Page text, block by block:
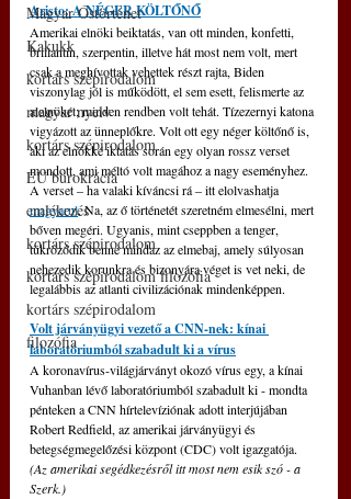
Magyar Őstörténet
Kakukk
kortárs szépirodalom
magyar nyelv
kortárs szépirodalom
EU bürokrácia
emlékezés
kortárs szépirodalom
kortárs szépirodalom filozófia
kortárs szépirodalom
filozófia
Aristo: A NÉGER KÖLTŐNŐ
Amerikai elnöki beiktatás, van ott minden, konfetti,
brillantin, szerpentin, illetve hát most nem volt, mert
csak a meghívottak vehettek részt rajta, Biden
viszonylag jól is működött, el sem esett, felismerte az
alelnökét; minden rendben volt tehát. Tízezernyi katona
vigyázott az ünneplőkre. Volt ott egy néger költőnő is,
aki az elnökké iktatás során egy olyan rossz verset
mondott, ami méltó volt magához a nagy eseményhez.
A verset – ha valaki kíváncsi rá – itt elolvashatja
magyarul. Na, az ő történetét szeretném elmesélni, mert
bőven megéri. Ugyanis, mint cseppben a tenger,
tükröződik benne mindaz az elmebaj, amely súlyosan
nehezedik korunkra és bizonyára véget is vet neki, de
legalábbis az atlanti civilizációnak mindenképpen.
Volt járványügyi vezető a CNN-nek: kínai
laboratóriumból szabadult ki a vírus
A koronavírus-világjárványt okozó vírus egy, a kínai
Vuhanban lévő laboratóriumból szabadult ki - mondta
pénteken a CNN hírtelevíziónak adott interjújában
Robert Redfield, az amerikai járványügyi és
betegségmegelőzési központ (CDC) volt igazgatója.
(Az amerikai segédkezésről itt most nem esik szó - a
Szerk.)